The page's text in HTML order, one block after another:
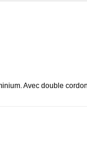
Avec double